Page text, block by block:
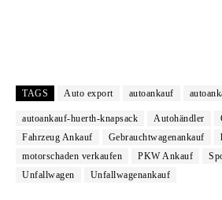
TAGS Auto export autoankauf
autoankauf-huerth-knapsack Autohändler
Fahrzeug Ankauf
Gebrauchtwagenankauf
motorschaden verkaufen
PKW Ankauf
Unfallwagen
Unfallwagenankauf